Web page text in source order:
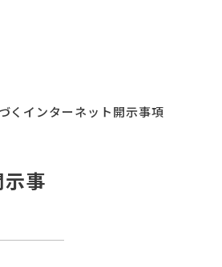
くインターネット開示事項
事